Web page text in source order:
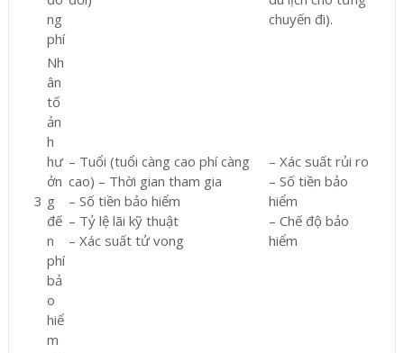
ng
phí
chuyến đi).
3
Nh
ân
tố
ản
h
hư
ởn
g
đế
n
phí
bả
o
hiể
m
– Tuổi (tuổi càng cao phí càng
cao) – Thời gian tham gia
– Số tiền bảo hiểm
– Tỷ lệ lãi kỹ thuật
– Xác suất tử vong
– Xác suất rủi ro
– Số tiền bảo
hiểm
– Chế độ bảo
hiểm